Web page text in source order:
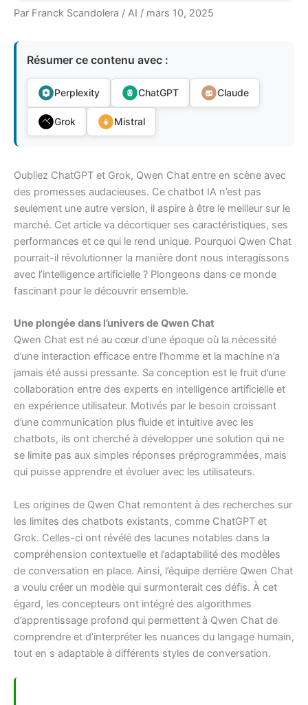
Par Franck Scandolera / AI / mars 10, 2025
Résumer ce contenu avec :
Perplexity ChatGPT Claude
Grok Mistral
Oubliez ChatGPT et Grok, Qwen Chat entre en scène avec
des promesses audacieuses. Ce chatbot IA n’est pas
seulement une autre version, il aspire à être le meilleur sur le
marché. Cet article va décortiquer ses caractéristiques, ses
performances et ce qui le rend unique. Pourquoi Qwen Chat
pourrait-il révolutionner la manière dont nous interagissons
avec l’intelligence artificielle ? Plongeons dans ce monde
fascinant pour le découvrir ensemble.
Une plongée dans l’univers de Qwen Chat
Qwen Chat est né au cœur d’une époque où la nécessité
d’une interaction efficace entre l’homme et la machine n’a
jamais été aussi pressante. Sa conception est le fruit d’une
collaboration entre des experts en intelligence artificielle et
en expérience utilisateur. Motivés par le besoin croissant
d’une communication plus fluide et intuitive avec les
chatbots, ils ont cherché à développer une solution qui ne
se limite pas aux simples réponses préprogrammées, mais
qui puisse apprendre et évoluer avec les utilisateurs.
Les origines de Qwen Chat remontent à des recherches sur
les limites des chatbots existants, comme ChatGPT et
Grok. Celles-ci ont révélé des lacunes notables dans la
compréhension contextuelle et l’adaptabilité des modèles
de conversation en place. Ainsi, l’équipe derrière Qwen Chat
a voulu créer un modèle qui surmonterait ces défis. À cet
égard, les concepteurs ont intégré des algorithmes
d’apprentissage profond qui permettent à Qwen Chat de
comprendre et d’interpréter les nuances du langage humain,
tout en s adaptable à différents styles de conversation.